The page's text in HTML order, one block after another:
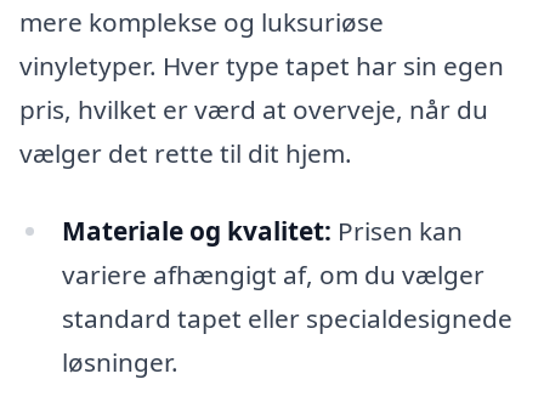
mere komplekse og luksuriøse
vinyletyper. Hver type tapet har sin egen
pris, hvilket er værd at overveje, når du
vælger det rette til dit hjem.
Materiale og kvalitet: Prisen kan
variere afhængigt af, om du vælger
standard tapet eller specialdesignede
løsninger.